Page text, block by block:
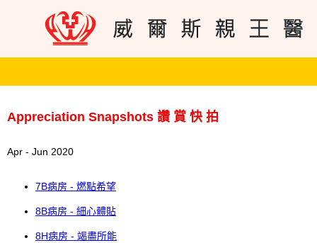
Appreciation Snapshots 讚 賞 快 拍
Apr - Jun 2020
7B病房 - 燃點希望
8B病房 - 細心體貼
8H病房 - 竭盡所能